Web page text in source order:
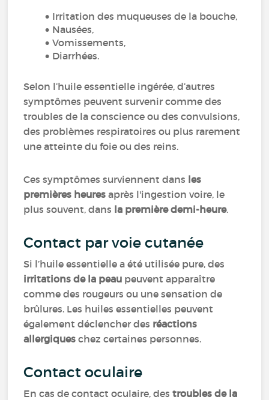
Irritation des muqueuses de la bouche,
Nausées,
Vomissements,
Diarrhées.
Selon l’huile essentielle ingérée, d’autres
symptômes peuvent survenir comme des
troubles de la conscience ou des convulsions,
des problèmes respiratoires ou plus rarement
une atteinte du foie ou des reins.
Ces symptômes surviennent dans les
premières heures après l'ingestion voire, le
plus souvent, dans la première demi-heure.
Contact par voie cutanée
Si l’huile essentielle a été utilisée pure, des
irritations de la peau peuvent apparaître
comme des rougeurs ou une sensation de
brûlures. Les huiles essentielles peuvent
également déclencher des réactions
allergiques chez certaines personnes.
Contact oculaire
En cas de contact oculaire, destroubles de la